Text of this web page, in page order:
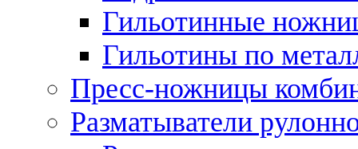
Гильотинные
Гильотины по
Пресс-ножницы
Разматыватели